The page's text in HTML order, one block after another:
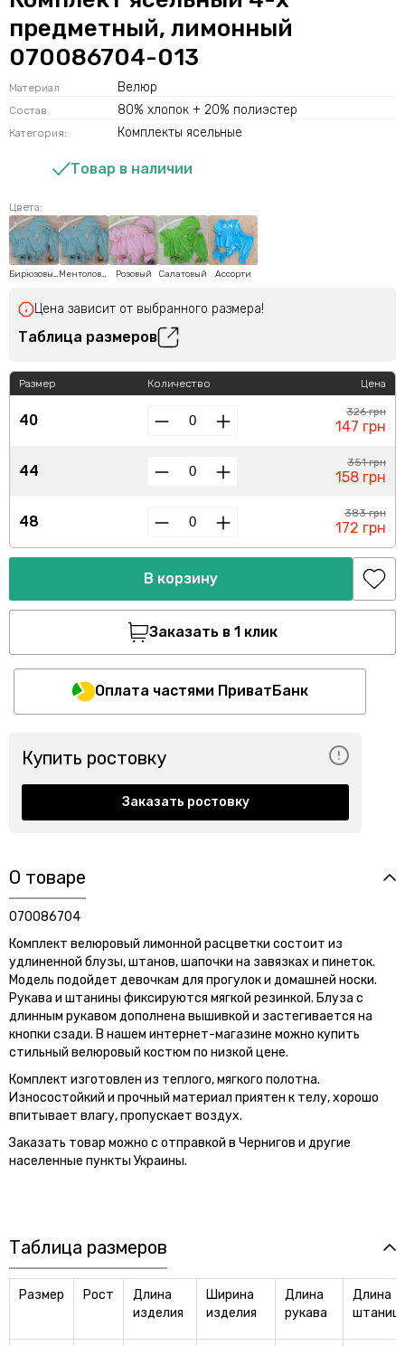
предметный, лимонный
070086704-013
Материал Велюр
Состав 80% хлопок + 20% полиэстер
Категория: Комплекты ясельные
Товар в наличии
Цвета:
Бирюзовый Ментоловый Розовый Салатовый Ассорти
Цена зависит от выбранного размера!
Таблица размеров
Размер
40
44
48
Количество Цена
326 грн
147 грн
351 грн
158 грн
383 грн
172 грн
В корзину
Заказать в 1 клик
Оплата частями ПриватБанк
Купить ростовку
Заказать ростовку
О товаре
070086704
Комплект велюровый лимонной расцветки состоит из
удлиненной блузы, штанов, шапочки на завязках и пинеток.
Модель подойдет девочкам для прогулок и домашней носки.
Рукава и штанины фиксируются мягкой резинкой. Блуза с
длинным рукавом дополнена вышивкой и застегивается на
кнопки сзади. В нашем интернет-магазине можно купить
стильный велюровый костюм по низкой цене.
Комплект изготовлен из теплого, мягкого полотна.
Износостойкий и прочный материал приятен к телу, хорошо
впитывает влагу, пропускает воздух.
Заказать товар можно с отправкой в Чернигов и другие
населенные пункты Украины.
Таблица размеров
Размер Рост
Длина
изделия
Ширина
изделия
Длина
рукава
Длина